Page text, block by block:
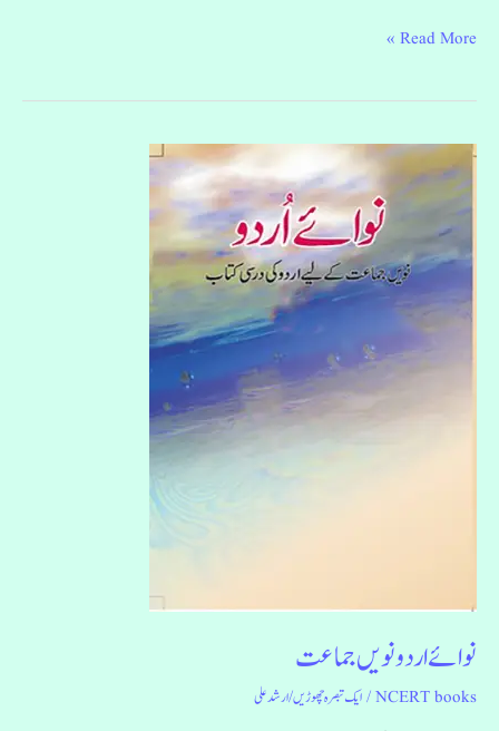
Read More »
نوائے اردو نویں جماعت
NCERT books
/ایک تبصرہ چھوڑیں/ارشد علی
نوائے
اردو
نویں